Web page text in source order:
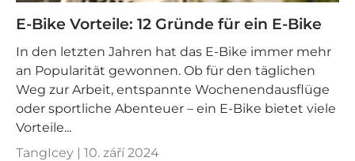
E-Bike Vorteile: 12 Gründe für ein E-Bike
In den letzten Jahren hat das E-Bike immer mehr
an Popularität gewonnen. Ob für den täglichen
Weg zur Arbeit, entspannte Wochenendausflüge
oder sportliche Abenteuer – ein E-Bike bietet viele
Vorteile...
TangIcey | 10. září 2024